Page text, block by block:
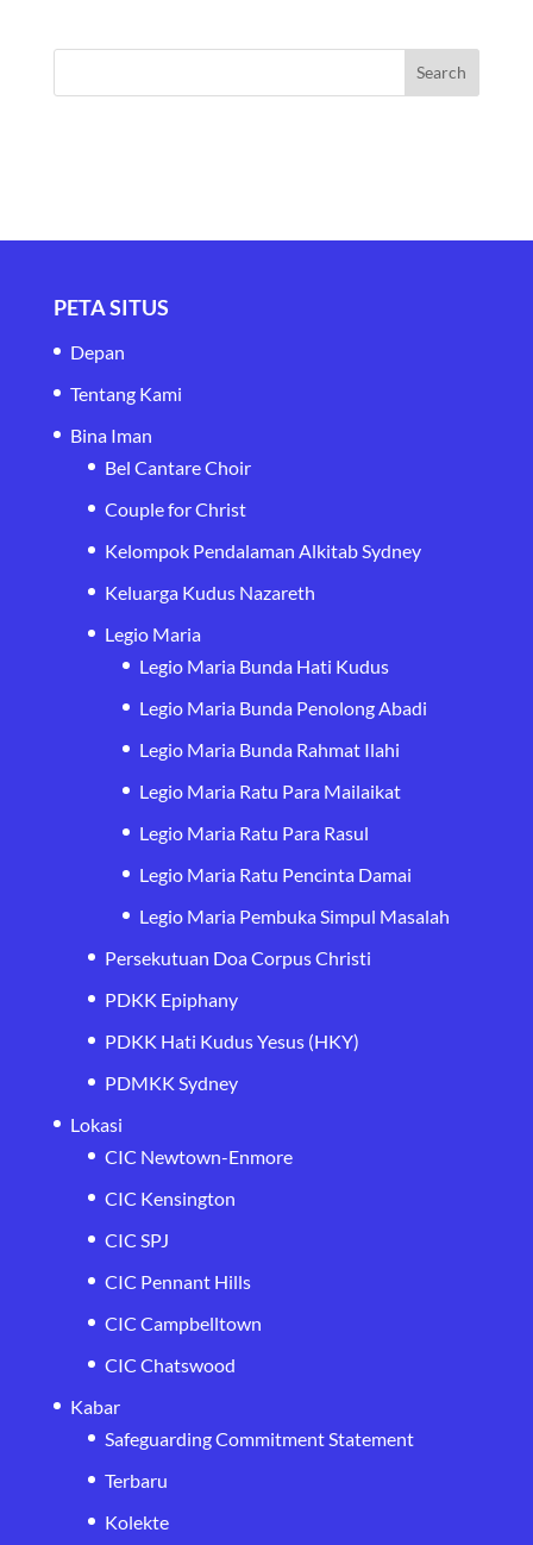
PETA SITUS
Depan
Tentang Kami
Bina Iman
Bel Cantare Choir
Couple for Christ
Kelompok Pendalaman Alkitab Sydney
Keluarga Kudus Nazareth
Legio Maria
Legio Maria Bunda Hati Kudus
Legio Maria Bunda Penolong Abadi
Legio Maria Bunda Rahmat Ilahi
Legio Maria Ratu Para Mailaikat
Legio Maria Ratu Para Rasul
Legio Maria Ratu Pencinta Damai
Legio Maria Pembuka Simpul Masalah
Persekutuan Doa Corpus Christi
PDKK Epiphany
PDKK Hati Kudus Yesus (HKY)
PDMKK Sydney
Lokasi
CIC Newtown-Enmore
CIC Kensington
CIC SPJ
CIC Pennant Hills
CIC Campbelltown
CIC Chatswood
Kabar
Safeguarding Commitment Statement
Terbaru
Kolekte